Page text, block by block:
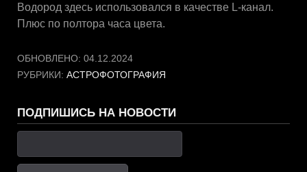
Водород здесь использовался в качестве L-канал.
Плюс по полтора часа цвета.
ОБНОВЛЕНО: 04.12.2024
РУБРИКИ: АСТРОФОТОГРАФИЯ
ПОДПИШИСЬ НА НОВОСТИ